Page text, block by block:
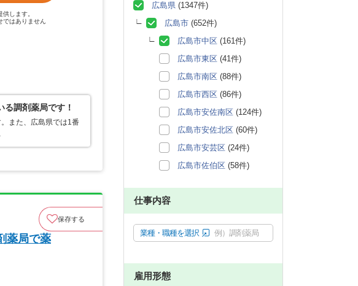
します。
ではありません
調剤薬局です！
また、広島県では1番
保存する
薬局で薬
広島県 (1347件)
広島市 (652件)
広島市中区 (161件)
広島市東区 (41件)
広島市南区 (88件)
広島市西区 (86件)
広島市安佐南区 (124件)
広島市安佐北区 (60件)
広島市安芸区 (24件)
広島市佐伯区 (58件)
仕事内容
業種・職種を選択 例）調剤薬局
雇用形態